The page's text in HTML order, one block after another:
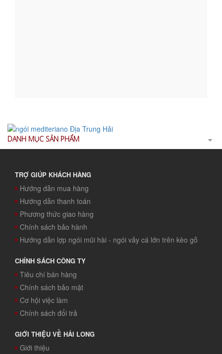
DANH MỤC SẢN PHẨM
TRỢ GIÚP KHÁCH HÀNG
Hướng dẫn mua hàng
Hướng dẫn thanh toán
Phương thức giao hàng
Chính sách bảo hành
Hướng dẫn lợp ngói mũi hài - ngói vảy cá lớn trên kèo gỗ
CHÍNH SÁCH CÔNG TY
Tiêu chí bán hàng
Chính sách bảo mật
Cơ hội việc làm
Chính sách đổi trả
GIỚI THIỆU VỀ HẢI LONG
Giới thiệu